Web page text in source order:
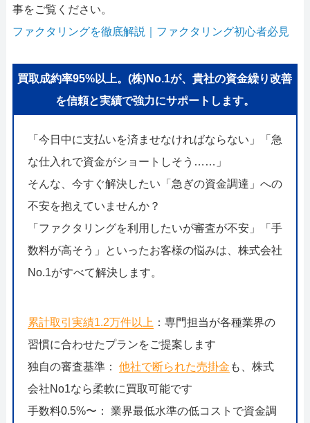
事をご覧ください。
ファクタリングを徹底解説｜ファクタリング初心者必見
買取成約率95%以上。(株)No.1が、貴社の資金繰り改善
を信頼と実績で強力にサポートします。
「今日中に支払いを済ませなければならない」「急
な仕入れで資金がショートしそう……」
そんな、今すぐ解決したい「急ぎの資金調達」への
不安を抱えていませんか？
「ファクタリングを利用したいが審査が不安」「手
数料が高そう」といったお客様の悩みは、株式会社
No.1がすべて解決します。
累計取引実績1.2万件以上 ：専門担当が各種業界の
習慣に合わせたプランをご提案します
独自の審査基準： 他社で断られた売掛金 も、株式
会社No1なら柔軟に買取可能です
手数料0.5%〜： 業界最低水準の低コストで資金調